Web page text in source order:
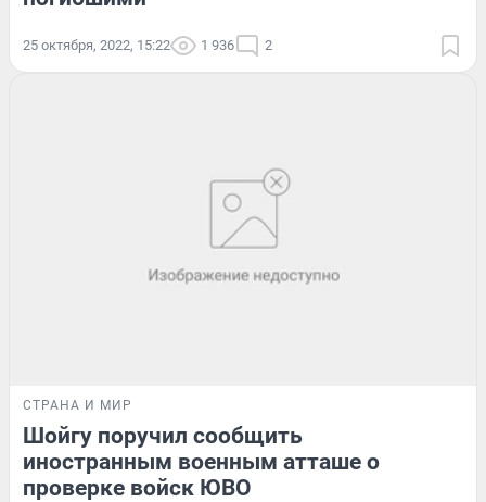
25 октября, 2022, 15:22 1 936 2
СТРАНА И МИР
Шойгу поручил сообщить
иностранным военным атташе о
проверке войск ЮВО